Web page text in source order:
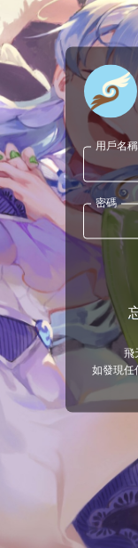
用戶名稱
密碼
飛
如發現任